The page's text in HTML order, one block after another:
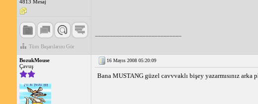
4813 Mesaj
Tüm Başarılarını Gör
BozukMouse
Çavuş
16 Mayıs 2008 05:20:09
Bana MUSTANG güzel cavvvaklı bişey yazarmısınız